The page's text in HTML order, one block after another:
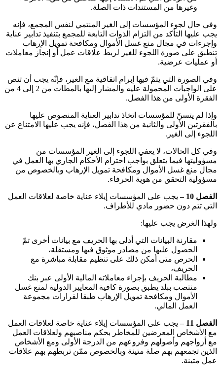
وغيرها من المستندات ذات الصلة.
وفي حال لجوء المؤسسات إلى الغير المنتمي لنفس المجمع، فإنه
يجب عليها التأكد من التزام الذوات التابعة للمجمع بتنفيذ تدابير عناية
وإجرءات في مجال منع غسل الأموال ومكافحة تمويل الإرهاب
تنطبق على صورة اللجوء للغير لربط علاقات عمل أو إنجاز معاملات
أو عمليات عرضية.
وفي الصورة التي يتمّ فيها إبرام اتفاقية مع الغير، فإنّه يجب أن تنص
على الواجبات المحمولة عليه والمشار إليها بالمطات من 2 إلى 4 من
الفقرة الأولى من هذا الفصل.
وإذا لم يتسنّ للمؤسسات اتخاذ تدابير العناية المنصوص عليها
بالفقرتين الأولى والثانية من هذا الفصل، فإنه يجب عليها الامتناع عن
اللجوء إلى الغير .
وفي كل الحالات، لا يعفي اللجوء إلى الغير المؤسسات من
مسؤوليتها فيما يتعلق بواجب احترام الأحكام الجاري بها العمل في
مجال منع غسل الأموال ومكافحة تمويل الإرهاب وبالخصوص من
مسؤولية التحقق من هوية الحرفاء.
الفصل 10 –
يجب على المؤسسات إيلاء عناية خاصة لعلاقات العمل
التي تتم دون حضور مادي للأطراف.
ولهذا الغرض يجب عليها:
مقارنة البيانات التي أدلى بها الحريف مع بيانات أخرى تمّ
الحصول عليها من مصادر موثوق فيها ومستقلة،
الحرص متى أمكن ذلك على تنظيم مقابلة مباشرة مع
الحريف،
مطالبة الحريف بإجراء معاملاته المالية الأولى عبر بنك
منتصب ببلد يطبق بصورة كافية المعايير الدولية لمنع غسل
الأموال ومكافحة تمويل الإرهاب طبقا لقرارات مجموعة
العمل المالي.
الفصل 11 –
يجب على المؤسسات إيلاء عناية خاصة لعلاقات العمل
مع الأشخاص المعرضين للمخاطر بحكم مناصبهم ولعلاقات العمل
مع أزواجهم وأصولهم وفروعهم من الدرجة الأولى ومع الأشخاص
الذين تجمعهم بهم صلة متينة وبالخصوص ممّن تربطهم بهم علاقات
عمل متينة.